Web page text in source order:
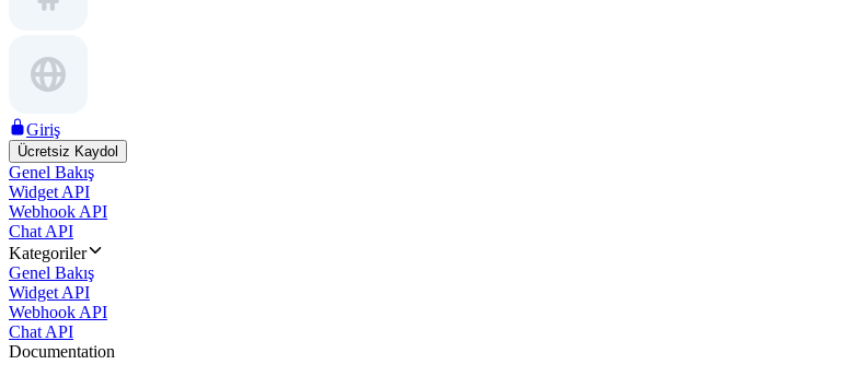
Giriş
Ücretsiz Kaydol
Genel Bakış
Widget API
Webhook API
Chat API
Kategoriler
Genel Bakış
Widget API
Webhook API
Chat API
Documentation